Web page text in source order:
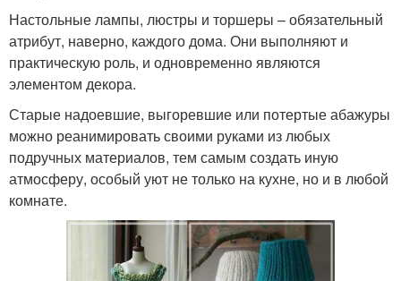
Настольные лампы, люстры и торшеры – обязательный
атрибут, наверно, каждого дома. Они выполняют и
практическую роль, и одновременно являются
элементом декора.
Старые надоевшие, выгоревшие или потертые абажуры
можно реанимировать своими руками из любых
подручных материалов, тем самым создать иную
атмосферу, особый уют не только на кухне, но и в любой
комнате.